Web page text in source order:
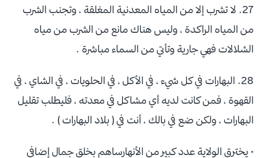
27. لا تشرب إلا من المياه المعدنية المغلقة ، وتجنب الشرب
من المياه الراكدة ، وليس هناك مانع من الشرب من مياه
الشلالات فهي جارية وتأتي من السماء مباشرة .
28. البهارات في كل شيء ، في الأكل ، في الحلويات ، في الشاي ، في
القهوة ، فمن كانت لديه أي مشاكل في معدته ، فليطلب تقليل
البهارات ، ولكن ضع في بالك ، أنت في ( بلاد البهارات ) .
• يخترق الولاية عدد كبير من الأنهارساهم بخلق جمال إضافي